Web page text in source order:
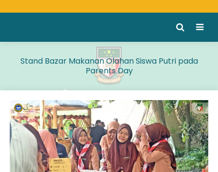
Stand Bazar Makanan Olahan Siswa Putri pada
Parents Day